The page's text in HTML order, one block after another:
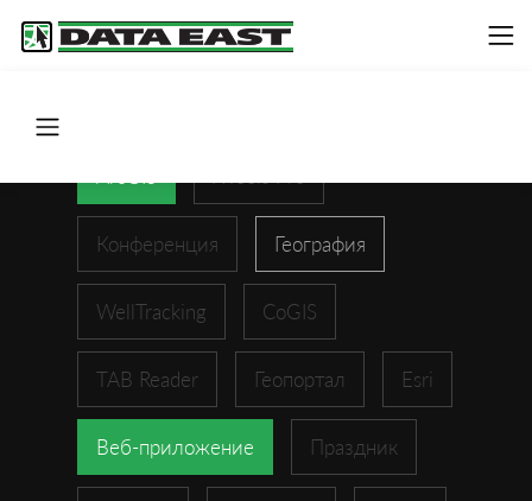
Конференция География
WellTracking CoGIS
TAB Reader Геопортал Esri
Веб-приложение Праздник